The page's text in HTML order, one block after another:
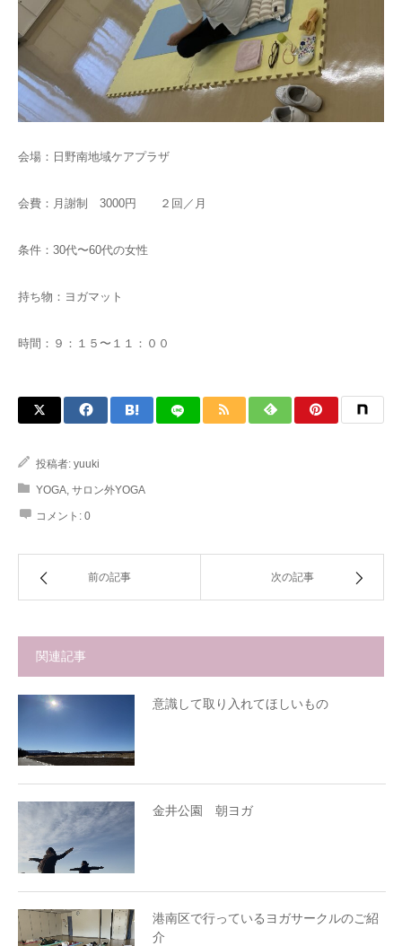
会場：日野南地域ケアプラザ
会費：月謝制 3000円 ２回／月
条件：30代〜60代の女性
持ち物：ヨガマット
時間：９：１５〜１１：００
投稿者: yuuki
YOGA サロン外YOGA
コメント: 0
前の記事 次の記事
関連記事
意識して取り入れてほしいもの
金井公園 朝ヨガ
港南区で行っているヨガサークルのご紹
介